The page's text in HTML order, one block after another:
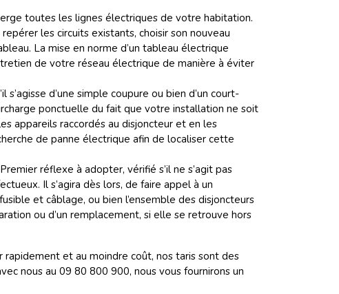
toutes les lignes électriques de votre habitation.
repérer les circuits existants, choisir son nouveau
La mise en norme d’un tableau électrique
de votre réseau électrique de manière à éviter
s’agisse d’une simple coupure ou bien d’un court-
ponctuelle du fait que votre installation ne soit
appareils raccordés au disjoncteur et en les
de panne électrique afin de localiser cette
réflexe à adopter, vérifié s’il ne s’agit pas
Il s’agira dès lors, de faire appel à un
et câblage, ou bien l’ensemble des disjoncteurs
ou d’un remplacement, si elle se retrouve hors
et au moindre coût, nos taris sont des
nous au 09 80 800 900, nous vous fournirons un